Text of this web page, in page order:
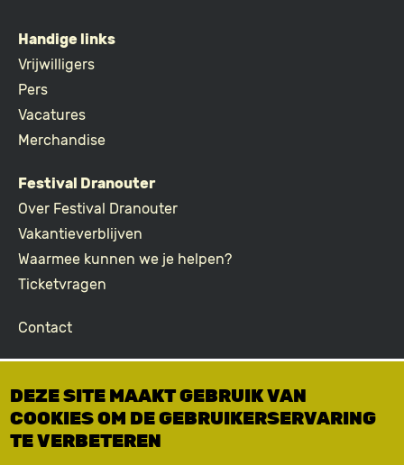
FOOTER
Handige links
Vrijwilligers
Pers
Vacatures
Merchandise
Festival Dranouter
Over Festival Dranouter
Vakantieverblijven
Waarmee kunnen we je helpen?
Ticketvragen
Contact
Podcast
Facebook
Instagram
DEZE SITE MAAKT GEBRUIK VAN
COOKIES OM DE GEBRUIKERSERVARING
TE VERBETEREN